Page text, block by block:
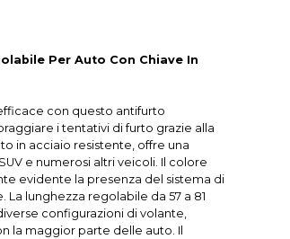
Per Auto Con Chiave In
con questo antifurto
i tentativi di furto grazie alla
in acciaio resistente, offre una
e numerosi altri veicoli. Il colore
evidente la presenza del sistema di
lunghezza regolabile da 57 a 81
configurazioni di volante,
la maggior parte delle auto. Il